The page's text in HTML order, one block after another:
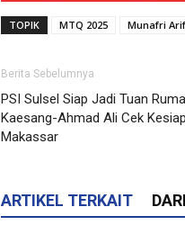
TOPIK MTQ 2025 Munafri
Berita Sebelumnya
PSI Sulsel Siap Jadi Tuan
Kaesang-Ahmad Ali Cek
Makassar
ARTIKEL TERKAIT